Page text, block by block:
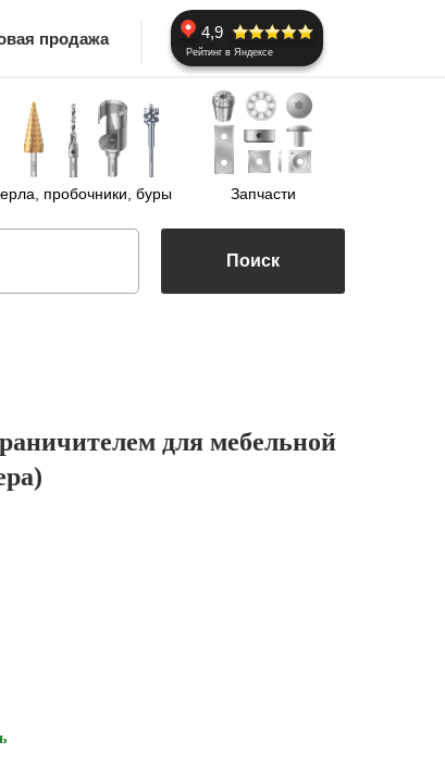
пробочники, буры Запчасти
продажа
Рейтинг в Яндексе
4,9
Поиск
для мебельной